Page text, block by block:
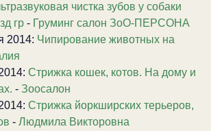
чистка зубов у собаки
гр - Груминг салон ЗоО-ПЕРСОНА
2014: Чипирование животных на
Стрижка кошек, котов. На дому и
- Зоосалон
Стрижка йоркширских терьеров,
- Людмила Викторовна